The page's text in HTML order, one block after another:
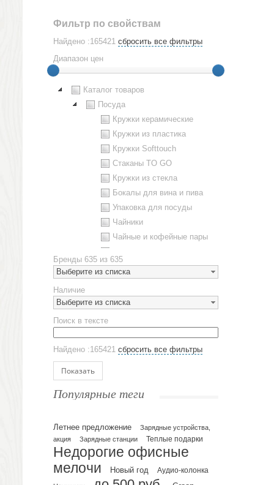
Фильтр по свойствам
Найдено :165421 сбросить все фильтры
Диапазон цен
Каталог товаров
Посуда
Кружки керамические
Кружки из пластика
Кружки Softtouch
Стаканы TO GO
Кружки из стекла
Бокалы для вина и пива
Упаковка для посуды
Чайники
Чайные и кофейные пары
Наборы посуды
Предметы сервировки
Стаканы
Эко кружки
ЕВРОПОСУДА
Аксессуары
Ежедневники и блокноты
Датированные ежедневники
Планинги и телефонные книжки
Планинги датированные
Планинги недатированные
Телефонные книжки
Бренды 635 из 635
Выберите из списка
Наличие
Выберите из списка
Поиск в тексте
Найдено :165421 сбросить все фильтры
Показать
Популярные теги
Летнее предложение
Зарядные устройства,
акция
Зарядные станции Теплые подарки
Недорогие офисные
мелочи
Новый год Аудио-колонка